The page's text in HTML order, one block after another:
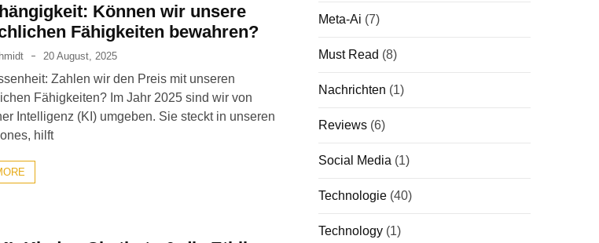
Können wir unsere
Fähigkeiten bewahren?
20 August, 2025
Zahlen wir den Preis mit unseren
Fähigkeiten? Im Jahr 2025 sind wir von
Intelligenz (KI) umgeben. Sie steckt in unseren
hilft
Meta-Ai (7)
Must Read (8)
Nachrichten (1)
Reviews (6)
Social Media (1)
Technologie (40)
Technology (1)